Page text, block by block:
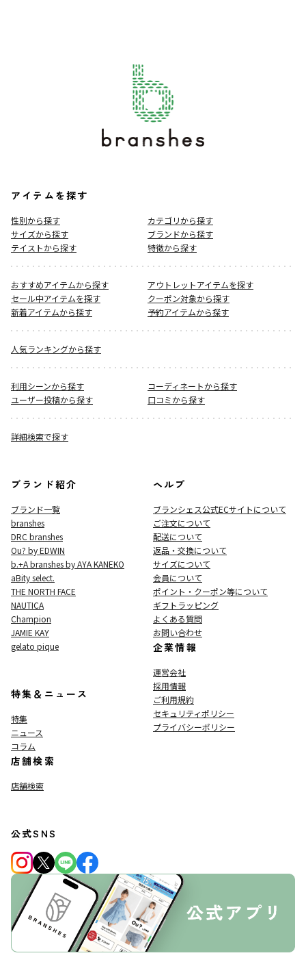
アイテムを探す
性別から探す
カテゴリから探す
サイズから探す
ブランドから探す
テイストから探す
特徴から探す
おすすめアイテムから探す
アウトレットアイテムを探す
セール中アイテムを探す
クーポン対象から探す
新着アイテムから探す
予約アイテムから探す
人気ランキングから探す
利用シーンから探す
コーディネートから探す
ユーザー投稿から探す
口コミから探す
詳細検索で探す
ブランド紹介
ブランド一覧
branshes
DRC branshes
Ou? by EDWIN
b.+A branshes by AYA KANEKO
aBity select.
THE NORTH FACE
NAUTICA
Champion
JAMIE KAY
gelato pique
特集＆ニュース
特集
ニュース
コラム
店舗検索
店舗検索
ヘルプ
ブランシェス公式ECサイトについて
ご注文について
配送について
返品・交換について
サイズについて
会員について
ポイント・クーポン等について
ギフトラッピング
よくある質問
お問い合わせ
企業情報
運営会社
採用情報
ご利用規約
セキュリティポリシー
プライバシーポリシー
公式SNS